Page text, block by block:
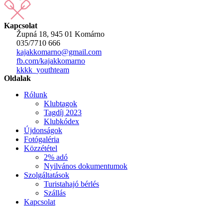
Kapcsolat
Župná 18, 945 01 Komárno
035/7710 666
kajakkomarno@gmail.com
fb.com/kajakkomarno
kkkk_youthteam
Oldalak
Rólunk
Klubtagok
Tagdíj 2023
Klubkódex
Újdonságok
Fotógaléria
Közzététel
2% adó
Nyilvános dokumentumok
Szolgáltatások
Turistahajó bérlés
Szállás
Kapcsolat